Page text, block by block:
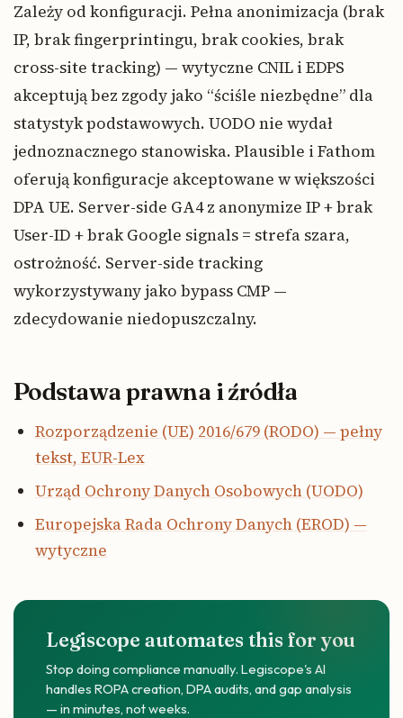
Zależy od konfiguracji. Pełna anonimizacja (brak
IP, brak fingerprintingu, brak cookies, brak
cross-site tracking) — wytyczne CNIL i EDPS
akceptują bez zgody jako “ściśle niezbędne” dla
statystyk podstawowych. UODO nie wydał
jednoznacznego stanowiska. Plausible i Fathom
oferują konfiguracje akceptowane w większości
DPA UE. Server-side GA4 z anonymize IP + brak
User-ID + brak Google signals = strefa szara,
ostrożność. Server-side tracking
wykorzystywany jako bypass CMP —
zdecydowanie niedopuszczalny.
Podstawa prawna i źródła
Rozporządzenie (UE) 2016/679 (RODO) — pełny
tekst, EUR-Lex
Urząd Ochrony Danych Osobowych (UODO)
Europejska Rada Ochrony Danych (EROD) —
wytyczne
Legiscope automates this for you
Stop doing compliance manually. Legiscope's AI
handles ROPA creation, DPA audits, and gap analysis
— in minutes, not weeks.